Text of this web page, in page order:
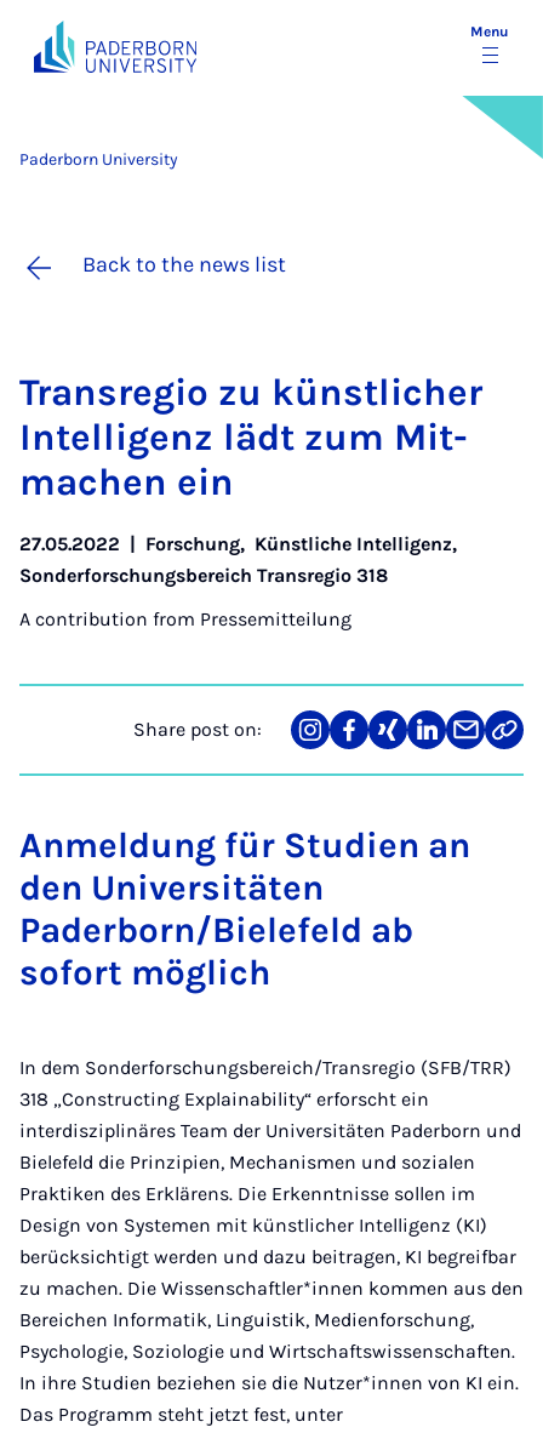
Menu
Paderborn University
Back to the news list
Trans­re­g­io zu künst­lich­er
In­tel­li­genz lädt zum Mit­
machen ein
27.05.2022 | Forschung, Künstliche Intelligenz,
Sonderforschungsbereich Transregio 318
A contribution from Pressemitteilung
Share post on:
Share
on
Teilen
auf
Teilen
auf
Teilen
auf
Teilen
über
Link
Anmeldung für Studien an
den Universitäten
Paderborn/Bielefeld ab
sofort möglich
In dem Sonderforschungsbereich/Transregio (SFB/TRR)
318 „Constructing Explainability“ erforscht ein
interdisziplinäres Team der Universitäten Paderborn und
Bielefeld die Prinzipien, Mechanismen und sozialen
Praktiken des Erklärens. Die Erkenntnisse sollen im
Design von Systemen mit künstlicher Intelligenz (KI)
berücksichtigt werden und dazu beitragen, KI begreifbar
zu machen. Die Wissenschaftler*innen kommen aus den
Bereichen Informatik, Linguistik, Medienforschung,
Psychologie, Soziologie und Wirtschaftswissenschaften.
In ihre Studien beziehen sie die Nutzer*innen von KI ein.
Das Programm steht jetzt fest, unter